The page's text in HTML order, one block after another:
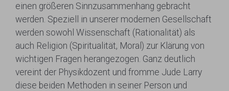
einen größeren Sinnzusammenhang gebracht
werden. Speziell in unserer modernen Gesellschaft
werden sowohl Wissenschaft (Rationalität) als
auch Religion (Spiritualität, Moral) zur Klärung von
wichtigen Fragen herangezogen. Ganz deutlich
vereint der Physikdozent und fromme Jude Larry
diese beiden Methoden in seiner Person und